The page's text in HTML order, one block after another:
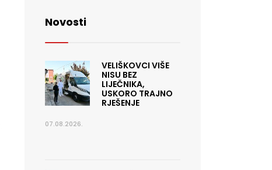
Novosti
VELIŠKOVCI VIŠE
NISU BEZ
LIJEČNIKA,
USKORO TRAJNO
RJEŠENJE
07.08.2026.